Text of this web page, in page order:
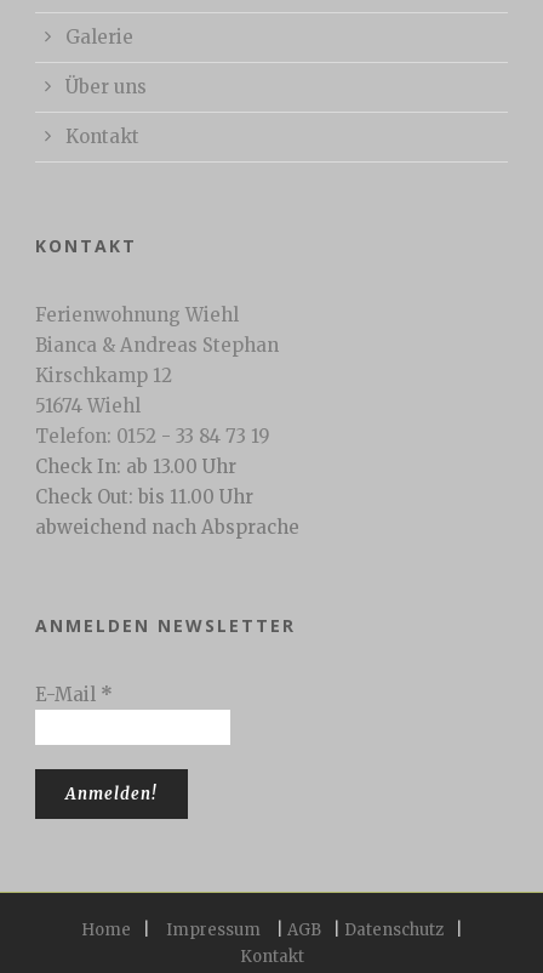
Galerie
Über uns
Kontakt
KONTAKT
Ferienwohnung Wiehl
Bianca & Andreas Stephan
Kirschkamp 12
51674 Wiehl
Telefon: 0152 - 33 84 73 19
Check In: ab 13.00 Uhr
Check Out: bis 11.00 Uhr
abweichend nach Absprache
ANMELDEN NEWSLETTER
E-Mail *
Home Impressum AGB Datenschutz
Kontakt